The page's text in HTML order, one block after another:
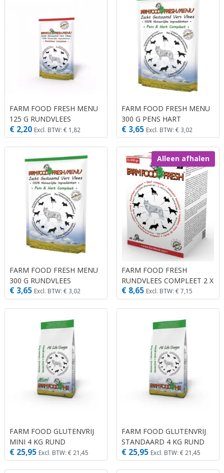
FARM FOOD FRESH MENU
125 G RUNDVLEES
€ 2,20 Excl. BTW: € 1,82
FARM FOOD FRESH MENU
300 G PENS HART
€ 3,65 Excl. BTW: € 3,02
FARM FOOD FRESH MENU
300 G RUNDVLEES
€ 3,65 Excl. BTW: € 3,02
Alleen afhalen
FARM FOOD FRESH
RUNDVLEES COMPLEET 2 X
400 GR.
€ 8,65 Excl. BTW: € 7,15
FARM FOOD GLUTENVRIJ
MINI 4 KG RUND
€ 25,95 Excl. BTW: € 21,45
FARM FOOD GLUTENVRIJ
STANDAARD 4 KG RUND
€ 25,95 Excl. BTW: € 21,45